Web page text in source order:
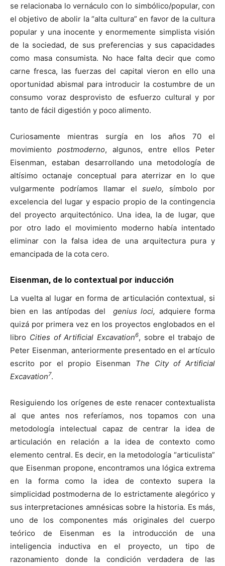
se relacionaba lo vernáculo con lo simbólico/popular, con
el objetivo de abolir la “alta cultura” en favor de la cultura
popular y una inocente y enormemente simplista visión
de la sociedad, de sus preferencias y sus capacidades
como masa consumista. No hace falta decir que como
carne fresca, las fuerzas del capital vieron en ello una
oportunidad abismal para introducir la costumbre de un
consumo voraz desprovisto de esfuerzo cultural y por
tanto de fácil digestión y poco alimento.
Curiosamente mientras surgía en los años 70 el
movimiento postmoderno, algunos, entre ellos Peter
Eisenman, estaban desarrollando una metodología de
altísimo octanaje conceptual para aterrizar en lo que
vulgarmente podríamos llamar elsuelo, símbolo por
excelencia del lugar y espacio propio de la contingencia
del proyecto arquitectónico. Una idea, la de lugar, que
por otro lado el movimiento moderno había intentado
eliminar con la falsa idea de una arquitectura pura y
emancipada de la cota cero.
Eisenman, de lo contextual por inducción
La vuelta al lugar en forma de articulación contextual, si
bien en las antípodas del genius loci, adquiere forma
quizá por primera vez en los proyectos englobados en el
libro Cities of Artificial Excavation6, sobre el trabajo de
Peter Eisenman, anteriormente presentado en el artículo
escrito por el propio Eisenman The
City of Artificial
Excavation7.
Resiguiendo los orígenes de este renacer contextualista
al que antes nos referíamos, nos topamos con una
metodología intelectual capaz de centrar la idea de
articulación en relación a la idea de contexto como
elemento central. Es decir, en la metodología “articulista”
que Eisenman propone, encontramos una lógica extrema
en la forma como la idea de contexto supera la
simplicidad postmoderna de lo estrictamente alegórico y
sus interpretaciones amnésicas sobre la historia. Es más,
uno de los componentes más originales del cuerpo
teórico de Eisenman es la introducción de una
inteligencia inductiva en el proyecto, un tipo de
razonamiento donde la condición verdadera de las